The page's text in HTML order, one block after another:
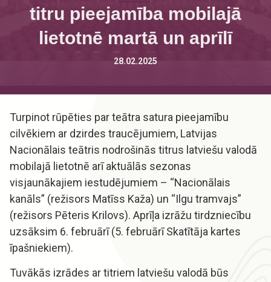
titru pieejamība mobilajā
lietotnē martā un aprīlī
28.02.2025
Turpinot rūpēties par teātra satura pieejamību
cilvēkiem ar dzirdes traucējumiem, Latvijas
Nacionālais teātris nodrošinās titrus latviešu valodā
mobilajā lietotnē arī aktuālās sezonas
visjaunākajiem iestudējumiem – “Nacionālais
kanāls” (režisors Matīss Kaža) un “Ilgu tramvajs”
(režisors Pēteris Krilovs). Aprīļa izrāžu tirdzniecību
uzsāksim 6. februārī (5. februārī Skatītāja kartes
īpašniekiem).
Tuvākās izrādes ar titriem latviešu valodā būs